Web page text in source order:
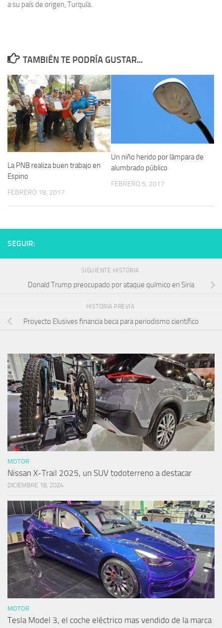
a su país de origen, Turquía.
TAMBIÉN TE PODRÍA GUSTAR...
La PNB realiza buen trabajo en
Espino
FEBRERO 18, 2017
Un niño herido por lámpara de
alumbrado público
FEBRERO 5, 2017
SEGUIR:
SIGUIENTE HISTORIA
Donald Trump preocupado por ataque químico en Siria
HISTORIA PREVIA
Proyecto Elusives financia beca para periodismo científico
MOTOR
Nissan X-Trail 2025, un SUV todoterreno a destacar
DICIEMBRE 18, 2024
MOTOR
Tesla Model 3, el coche eléctrico mas vendido de la marca